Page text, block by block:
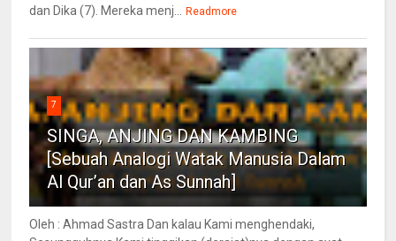
dan Dika (7). Mereka menj...
Readmore
7
SINGA, ANJING DAN KAMBING
[Sebuah Analogi Watak Manusia Dalam
Al Qur’an dan As Sunnah]
Oleh : Ahmad Sastra Dan kalau Kami menghendaki,